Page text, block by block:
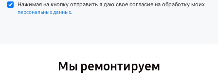
Нажимая на кнопку отправить я даю свое согласие на обработку моих
персональных данных.
Мы ремонтируем